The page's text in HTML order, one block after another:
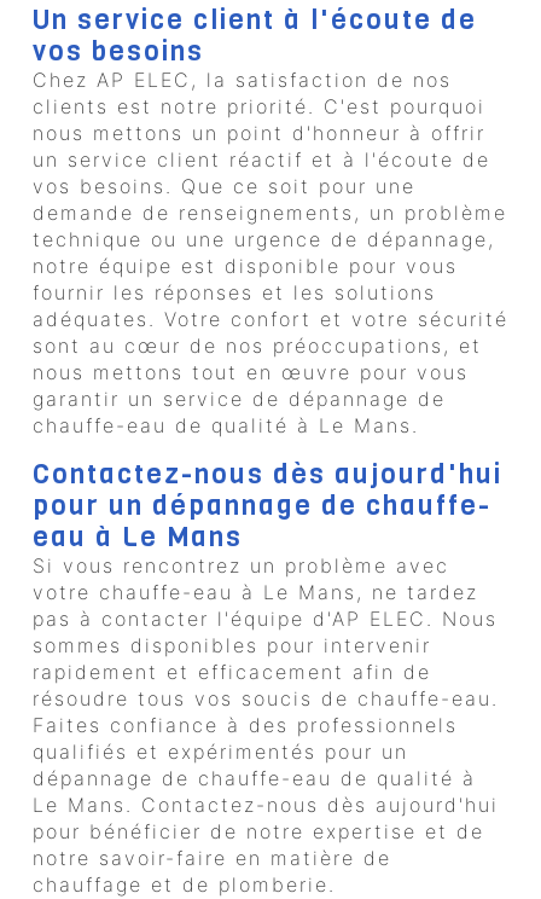
Un service client à l'écoute de
vos besoins
Chez AP ELEC, la satisfaction de nos
clients est notre priorité. C'est pourquoi
nous mettons un point d'honneur à offrir
un service client réactif et à l'écoute de
vos besoins. Que ce soit pour une
demande de renseignements, un problème
technique ou une urgence de dépannage,
notre équipe est disponible pour vous
fournir les réponses et les solutions
adéquates. Votre confort et votre sécurité
sont au cœur de nos préoccupations, et
nous mettons tout en œuvre pour vous
garantir un service de dépannage de
chauffe-eau de qualité à Le Mans.
Contactez-nous dès aujourd'hui
pour un dépannage de chauffe-
eau à Le Mans
Si vous rencontrez un problème avec
votre chauffe-eau à Le Mans, ne tardez
pas à contacter l'équipe d'AP ELEC. Nous
sommes disponibles pour intervenir
rapidement et efficacement afin de
résoudre tous vos soucis de chauffe-eau.
Faites confiance à des professionnels
qualifiés et expérimentés pour un
dépannage de chauffe-eau de qualité à
Le Mans. Contactez-nous dès aujourd'hui
pour bénéficier de notre expertise et de
notre savoir-faire en matière de
chauffage et de plomberie.